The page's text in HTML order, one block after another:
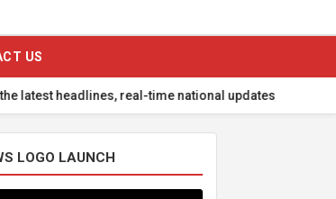
US
real-time national updates, global events,
LOGO LAUNCH